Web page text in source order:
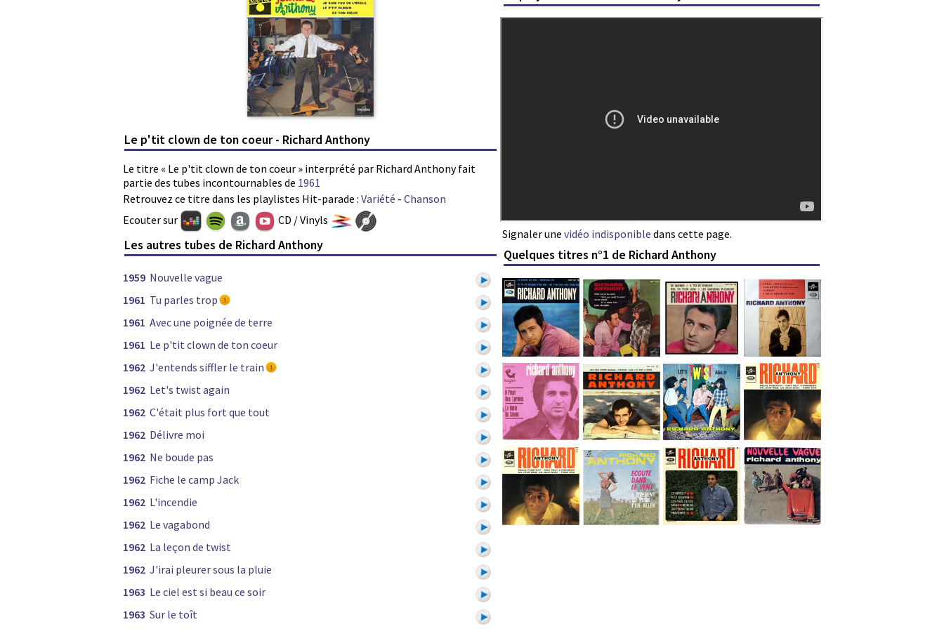
Le p'tit clown de ton coeur - Richard Anthony
Le titre « Le p'tit clown de ton coeur » interprété par Richard Anthony fait
partie des tubes incontournables de 1961
Retrouvez ce titre dans les playlistes Hit-parade : Variété - Chanson
Signaler une vidéo indisponible dans cette page.
Ecouter sur CD / Vinyls
Les autres tubes de Richard Anthony
1959 Nouvelle vague
1961 Tu parles trop
1961 Avec une poignée de terre
1961 Le p'tit clown de ton coeur
1962 J'entends siffler le train
1962 Let's twist again
1962 C'était plus fort que tout
1962 Délivre moi
1962 Ne boude pas
1962 Fiche le camp Jack
1962 L'incendie
1962 Le vagabond
1962 La leçon de twist
1962 J'irai pleurer sous la pluie
1963 Le ciel est si beau ce soir
1963 Sur le toît
Quelques titres n°1 de Richard Anthony